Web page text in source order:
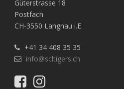
Güterstrasse 18
Postfach
CH-3550 Langnau i.E.
+41 34 408 35 35
info@scltigers.ch